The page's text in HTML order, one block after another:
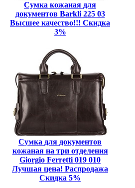
Сумка кожаная для
документов Barkli 225 03
Высшее качество!!! Скидка
3%
Сумка для документов
кожаная на три отделения
Giorgio Ferretti 019 010
Лучшая цена! Распродажа
Скидка 5%